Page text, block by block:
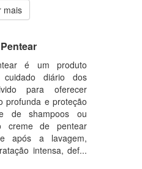
mais
é um produto
diário dos
para oferecer
profunda e proteção
de shampoos ou
creme de pentear
após a lavagem,
intensa, def...